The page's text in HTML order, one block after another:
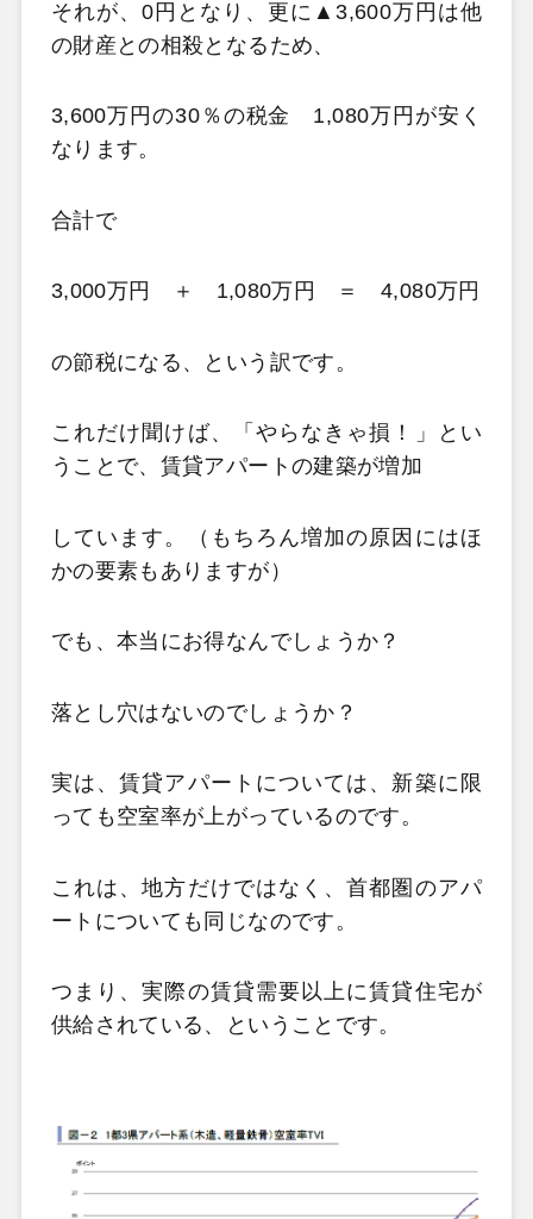
それが、0円となり、更に▲3,600万円は他
の財産との相殺となるため、
3,600万円の30％の税金 1,080万円が安く
なります。
合計で
3,000万円 ＋ 1,080万円 ＝ 4,080万円
の節税になる、という訳です。
これだけ聞けば、「やらなきゃ損！」とい
うことで、賃貸アパートの建築が増加
しています。（もちろん増加の原因にはほ
かの要素もありますが）
でも、本当にお得なんでしょうか？
落とし穴はないのでしょうか？
実は、賃貸アパートについては、新築に限
っても空室率が上がっているのです。
これは、地方だけではなく、首都圏のアパ
ートについても同じなのです。
つまり、実際の賃貸需要以上に賃貸住宅が
供給されている、ということです。